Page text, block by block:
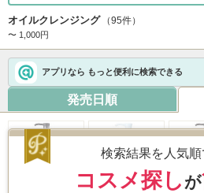
検索結果を人気順
コスメ探し が
オイルクレンジング （95件）
〜 1,000円
アプリなら もっと便利に検索できる
発売日順